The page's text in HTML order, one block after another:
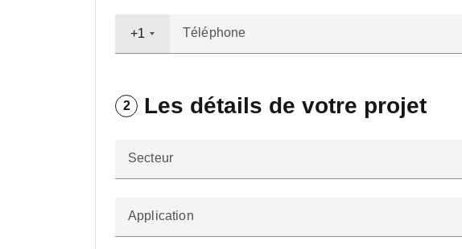
Téléphone
+1
2 Les détails de votre projet
Secteur
Application